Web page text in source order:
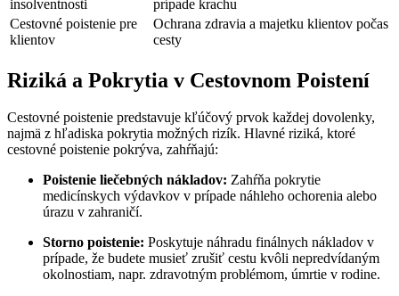
insolventnosti
prípade krachu
Cestovné poistenie pre
klientov
Ochrana zdravia a majetku klientov počas
cesty
Riziká a Pokrytia v Cestovnom Poistení
Cestovné poistenie predstavuje kľúčový prvok každej dovolenky,
najmä z hľadiska pokrytia možných rizík. Hlavné riziká, ktoré
cestovné poistenie pokrýva, zahŕňajú:
Poistenie liečebných nákladov: Zahŕňa pokrytie
medicínskych výdavkov v prípade náhleho ochorenia alebo
úrazu v zahraničí.
Storno poistenie: Poskytuje náhradu finálnych nákladov v
prípade, že budete musieť zrušiť cestu kvôli nepredvídaným
okolnostiam, napr. zdravotným problémom, úmrtie v rodine.